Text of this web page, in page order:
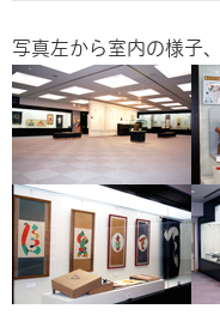
写真左から室内の様子